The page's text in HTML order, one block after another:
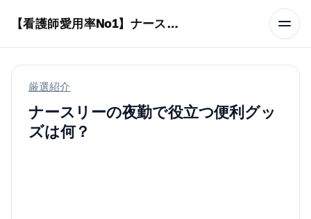
【看護師愛用率No1】ナースリーで人気の商品はコレ
厳選紹介
ナースリーの夜勤で役立つ便利グッ
ズは何？